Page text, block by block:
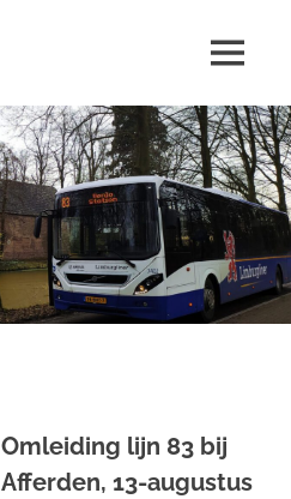
MENU
Omleiding lijn 83 bij
Afferden, 13-augustus